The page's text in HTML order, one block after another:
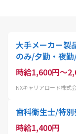
大手メーカー製
のみ/夕勤・夜
時給1,600円～
NXキャリアロード株式
歯科衛生士/特
時給1,400円